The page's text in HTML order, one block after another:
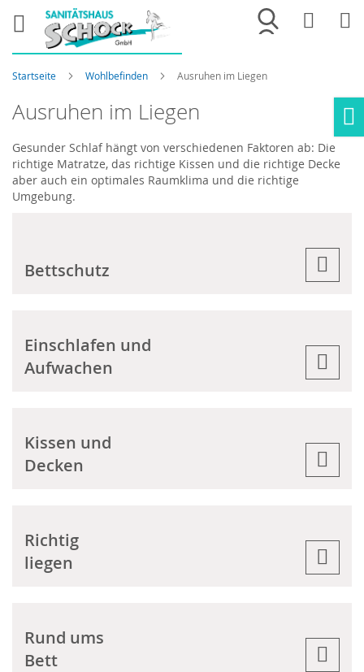
Merkliste
Startseite Wohlbefinden Ausruhen im Liegen
Ausruhen im Liegen
Gesunder Schlaf hängt von verschiedenen Faktoren ab: Die
richtige Matratze, das richtige Kissen und die richtige Decke
aber auch ein optimales Raumklima und die richtige
Umgebung.
Bettschutz
Einschlafen und
Aufwachen
Kissen und
Decken
Richtig
liegen
Rund ums
Bett